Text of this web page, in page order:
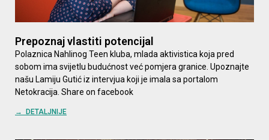
Prepoznaj vlastiti potencijal
Polaznica Nahlinog Teen kluba, mlada aktivistica koja pred
sobom ima svijetlu budućnost već pomjera granice. Upoznajte
našu Lamiju Gutić iz intervjua koji je imala sa portalom
Netokracija. Share on facebook
→ DETALJNIJE